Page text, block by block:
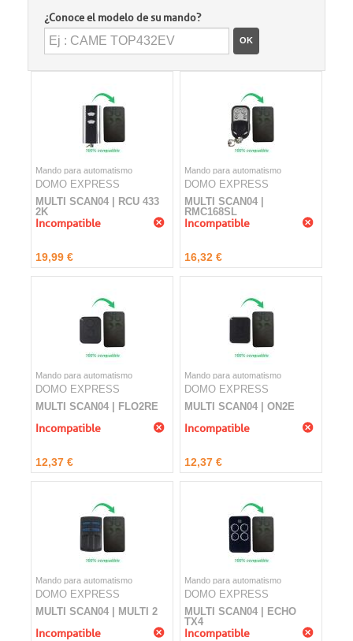
¿Conoce el modelo de su mando?
OK
Mando para automatismo
DOMO EXPRESS
MULTI SCAN04 | RCU 433
2K
Incompatible
19,99 €
Mando para automatismo
DOMO EXPRESS
MULTI SCAN04 |
RMC168SL
Incompatible
16,32 €
Mando para automatismo
DOMO EXPRESS
MULTI SCAN04 | FLO2RE
Incompatible
12,37 €
Mando para automatismo
DOMO EXPRESS
MULTI SCAN04 | ON2E
Incompatible
12,37 €
Mando para automatismo
DOMO EXPRESS
MULTI SCAN04 | MULTI 2
Incompatible
Mando para automatismo
DOMO EXPRESS
MULTI SCAN04 | ECHO
TX4
Incompatible